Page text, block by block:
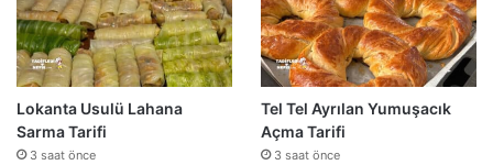
Lokanta Usulü Lahana
Sarma Tarifi
3 saat önce
Tel Tel Ayrılan Yumuşacık
Açma Tarifi
3 saat önce